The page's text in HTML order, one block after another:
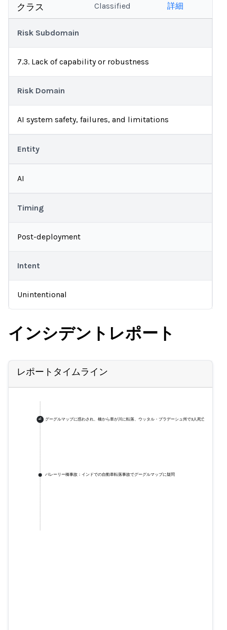
クラス
Classified
詳細
Risk Subdomain
7.3. Lack of capability or robustness
Risk Domain
AI system safety, failures, and limitations
Entity
AI
Timing
Post-deployment
Intent
Unintentional
インシデントレポート
レポートタイムライン
+1 グーグルマップに惑わされ、橋から車が川に転落、ウッタル・プラデーシュ州で3人死亡
バレーリー橋事故：インドでの自動車転落事故でグーグルマップに疑問